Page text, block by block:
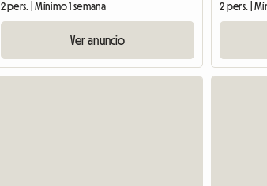
2 pers. | Mínimo 1 semana
Ver anuncio
2 pers. |